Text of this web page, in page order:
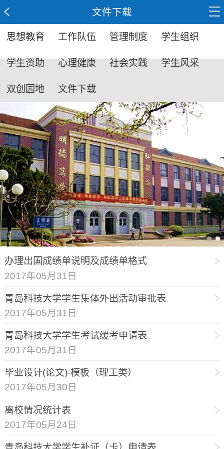
文件下载
思想教育 工作队伍 管理制度 学生组织
学生资助 心理健康 社会实践 学生风采
双创园地 文件下载
办理出国成绩单说明及成绩单格式
2017年05月31日
青岛科技大学学生集体外出活动审批表
2017年05月31日
青岛科技大学学生考试缓考申请表
2017年05月31日
毕业设计(论文)-模板（理工类）
2017年05月30日
离校情况统计表
2017年05月24日